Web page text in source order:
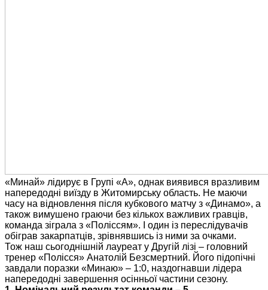
«Минай» лідирує в Групі «А», однак виявився вразливим
напередодні виїзду в Житомирську область. Не маючи
часу на відновлення після кубкового матчу з «Динамо», а
також вимушено граючи без кількох важливих гравців,
команда зіграла з «Поліссям». І один із переслідувачів
обіграв закарпатців, зрівнявшись із ними за очками.
Тож наш сьогоднішній лауреат у Другій лізі – головний
тренер «Полісся» Анатолій Безсмертний. Його підопічні
завдали поразки «Минаю» – 1:0, наздогнавши лідера
напередодні завершення осінньої частини сезону.